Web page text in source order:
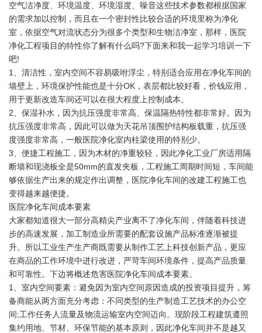
空气洁净度、环境温度、环境湿度、噪音这些技术参数都根据国家
的需求加以控制，而且在一个密封性比较合适的环境里称为净化
室，依据空气对流状态分为很多个类型和生物洁净室，那样，医院
净化工程项目的特性你了解有什么吗?下面来和我一起学习培训一下
吧!
1、清洁性，室内空间不容易吸咐浮尘，特别适合应用在净化车间的
墙壁上，环境保护性能也是十分OK，表层都比较好看，价钱应用，
用于更新改造车间还可以在很大程度上控制成本。
2、保湿补水，因为抗压强度非常高、保温隔热特性都非常好。因为
抗压强度非常高，因此可以做为天花吊顶围护结构板载重，抗压强
度强度非常高，一般医院净化室内柱梁使用的特别少。
3、便捷工程施工，因为木材的净重较轻，因此净化工业厂房适用隔
断墙和现浇板全是50mm的直发夹板，工程施工周期时间短，车间能
够依据生产出来的规定作出调整，医院净化车间的改建工程施工也
变得越来越便捷。
医院净化车间成本要素
大家都知道很大一部分高精尖产业离不了净化车间，伴随着科技进
步的高速发展，加工制造业所需要的配套设施产品标准逐渐被提
升。所以工业生产生产商既需要从制作工艺上科技创新产品，更应
在商品的工作环境中进行改进，严苛车间环境条件，提高产品质量
和可靠性。下边将概述危害医院净化车间成本要素。
1、室内空间要素：避免因为室内空间原因造成的投资项目提升，筹
备商能从两方面充分考虑：不同类型的生产制造工艺技术的办公空
间;工作任务人流量及物流运输室内空间迈向。现阶段工程建筑遵照
集约用地、节材、环保节能的基本原则，因此净化车间并不是越又